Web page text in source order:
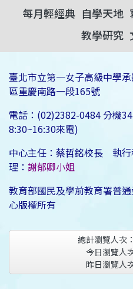
每月輕經典 自學天地
教學研究
臺北市立第一女子高級中學
區重慶南路一段165號
電話：(02)2382-0484 分機
8:30~16:30來電)
中心主任：蔡哲銘校長 執
理： 謝郁卿小姐
教育部國民及學前教育署普
心版權所有
總計瀏覽人次：
今日瀏覽人
昨日瀏覽人